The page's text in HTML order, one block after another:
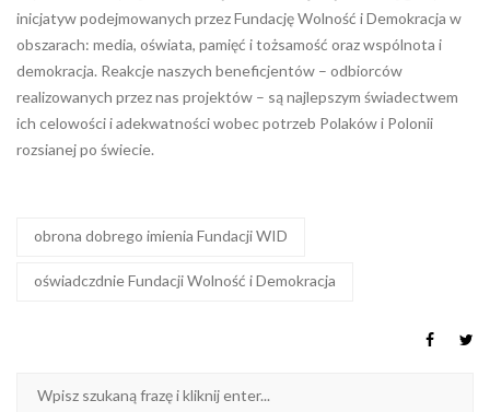
inicjatyw podejmowanych przez Fundację Wolność i Demokracja w
obszarach: media, oświata, pamięć i tożsamość oraz wspólnota i
demokracja. Reakcje naszych beneficjentów – odbiorców
realizowanych przez nas projektów – są najlepszym świadectwem
ich celowości i adekwatności wobec potrzeb Polaków i Polonii
rozsianej po świecie.
obrona dobrego imienia Fundacji WID
oświadczdnie Fundacji Wolność i Demokracja